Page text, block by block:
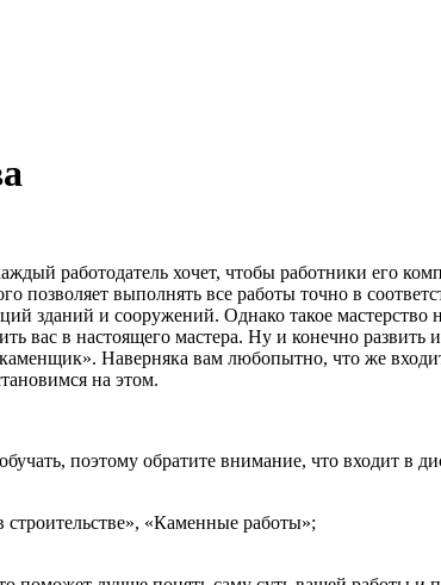
работодатель хочет, чтобы работники его
позволяет выполнять все работы точно в
зданий и сооружений. Однако такое мастерство
вас в настоящего мастера. Ну и конечно
Наверняка вам любопытно, что же
на этом.
поэтому обратите внимание, что входит в
строительстве», «Каменные работы»;